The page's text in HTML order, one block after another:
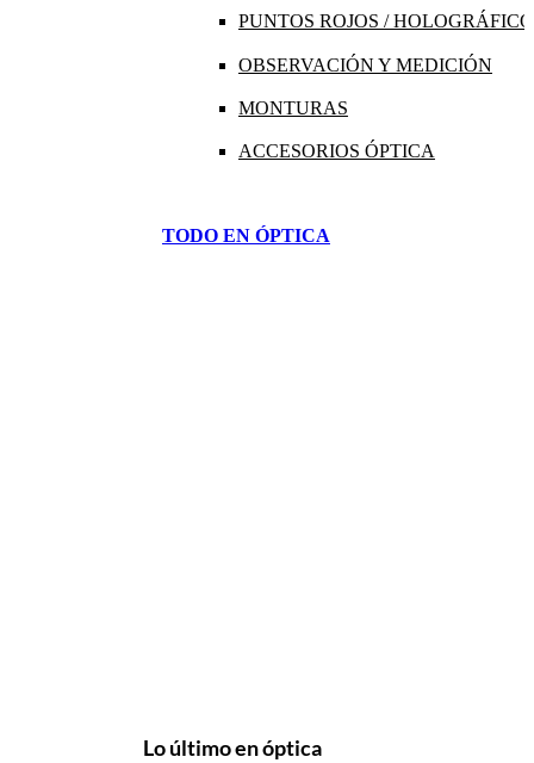
PUNTOS ROJOS /
OBSERVACIÓN Y MEDICIÓN
MONTURAS
ACCESORIOS ÓPTICA
TODO EN ÓPTICA
Lo último en óptica